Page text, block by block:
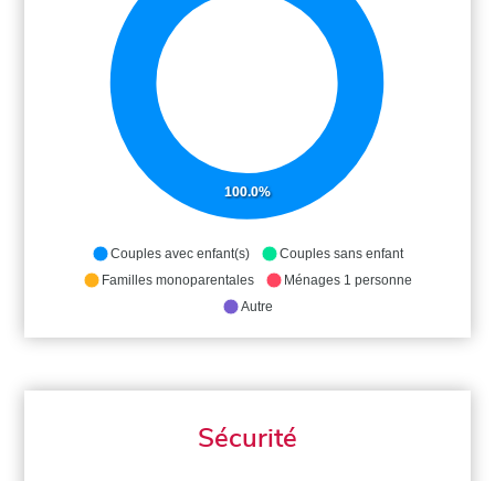
100.0%
Couples avec enfant(s)
Couples sans enfant
Familles monoparentales
Ménages 1 personne
Autre
Sécurité